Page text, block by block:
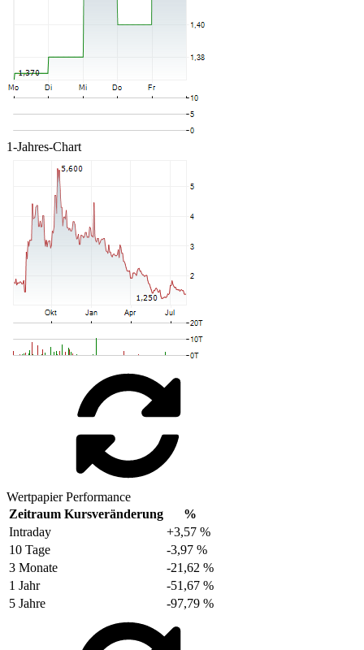
1-Jahres-Chart
Wertpapier Performance
Zeitraum Kursveränderung
%
Intraday
+3,57 %
10 Tage
-3,97 %
3 Monate
-21,62 %
1 Jahr
-51,67 %
5 Jahre
-97,79 %